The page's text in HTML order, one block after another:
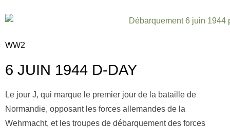
WW2
6 JUIN 1944 D-DAY
Le jour J, qui marque le premier jour de la bataille de
Normandie, opposant les forces allemandes de la
Wehrmacht, et les troupes de débarquement des forces